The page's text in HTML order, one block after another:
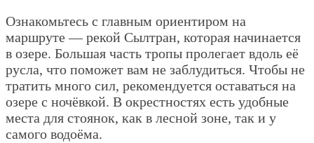
Ознакомьтесь с главным ориентиром на
маршруте — рекой Сылтран, которая начинается
в озере. Большая часть тропы пролегает вдоль её
русла, что поможет вам не заблудиться. Чтобы не
тратить много сил, рекомендуется оставаться на
озере с ночёвкой. В окрестностях есть удобные
места для стоянок, как в лесной зоне, так и у
самого водоёма.